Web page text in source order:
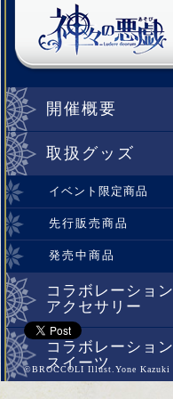
開催概要
取扱グッズ
イベント限定商品
先行販売商品
発売中商品
コラボレーション
アクセサリー
コラボレーション
スイーツ
©BROCCOLI Illust.Yone Kazuki